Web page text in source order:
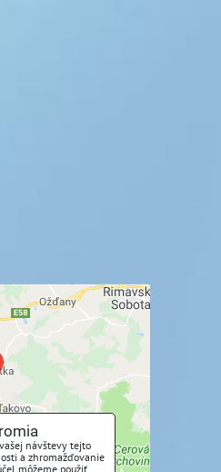
Voľbami
obsah?
s druhom cookie:
návštevy tejto
a zhromažďovanie
môžeme použiť